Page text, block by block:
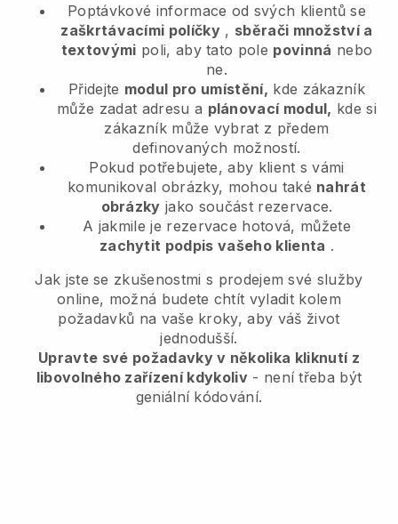
Poptávkové informace od svých klientů se
zaškrtávacími políčky , sběrači množství a
textovými poli, aby tato pole povinná nebo
ne.
Přidejte modul pro umístění, kde zákazník
může zadat adresu a plánovací modul, kde si
zákazník může vybrat z předem
definovaných možností.
Pokud potřebujete, aby klient s vámi
komunikoval obrázky, mohou také nahrát
obrázky jako součást rezervace.
A jakmile je rezervace hotová, můžete
zachytit podpis vašeho klienta .
Jak jste se zkušenostmi s prodejem své služby
online, možná budete chtít vyladit kolem
požadavků na vaše kroky, aby váš život
jednodušší.
Upravte své požadavky v několika kliknutí z
libovolného zařízení kdykoliv- není třeba být
geniální kódování.